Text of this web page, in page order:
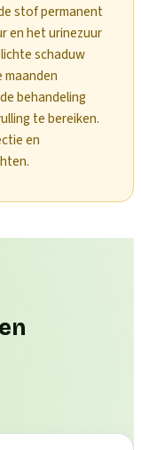
stof permanent
en het urinezuur
schaduw
maanden
behandeling
te bereiken.
en